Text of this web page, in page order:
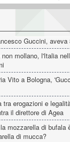
Guccini, aveva
mollano, l'Italia
Vito a Bologna,
tra erogazioni e
il direttore di Agea
mozzarella di bufala
di mucca?